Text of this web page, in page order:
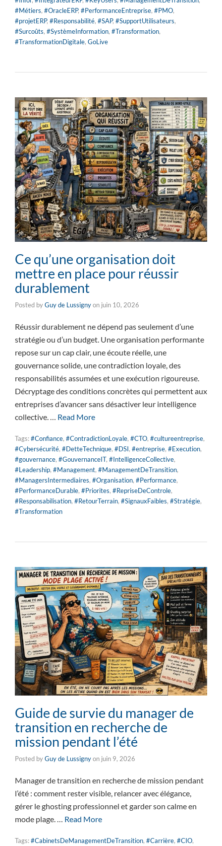
#Métiers, #OracleERP, #PerformanceEntreprise, #PMO,
#projetERP, #Responsabilité, #SAP, #SupportUtilisateurs,
#Surcoûts, #SystèmeInformation, #Transformation,
#TransformationDigitale, GoLive
Ce qu’une organisation doit
mettre en place pour réussir
durablement
Posted byGuy de Lussignyon juin 10, 2026
Réussir durablement ne dépend pas seulement d’une
stratégie ou d’un budget. Une organisation performante
repose sur un cap clair, une écoute réelle, une
gouvernance solide, une contradiction loyale, des
responsabilités assumées et une exécution rigoureuse.
Décryptage des conditions concrètes qui permettent aux
entreprises d’avancer sans désactiver leur intelligence
collective. … Read More
Tags:#Confiance, #ContradictionLoyale, #CTO, #cultureentreprise,
#Cybersécurité, #DetteTechnique, #DSI, #entreprise, #Execution,
#gouvernance, #GouvernanceIT, #IntelligenceCollective,
#Leadership, #Management, #ManagementDeTransition,
#ManagersIntermediaires, #Organisation, #Performance,
#PerformanceDurable, #Priorites, #RepriseDeControle,
#Responsabilisation, #RetourTerrain, #SignauxFaibles, #Stratégie,
#Transformation
Guide de survie du manager de
transition en recherche de
mission pendant l’été
Posted byGuy de Lussignyon juin 9, 2026
Manager de transition en recherche de mission pendant
l’été : comment rester visible, relancer avec élégance,
gérer le ghosting professionnel et garder son calme en
mode plage. … Read More
Tags:#CabinetsDeManagementDeTransition, #Carrière, #CIO,